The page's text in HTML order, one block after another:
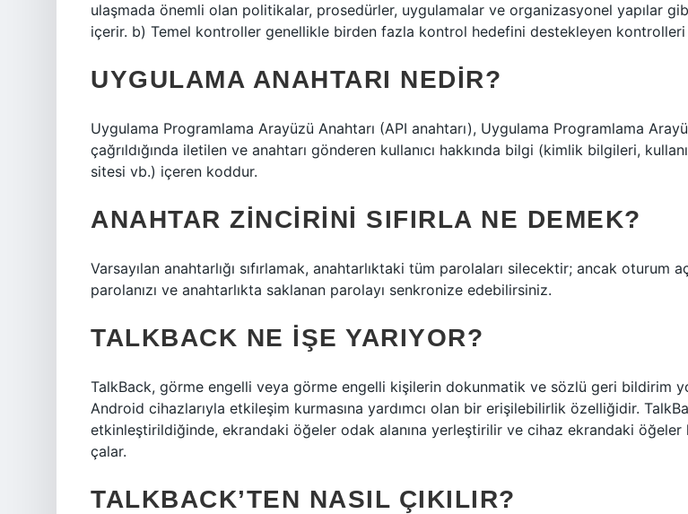
ulaşmada önemli olan politikalar, prosedürler, uygulamalar ve organizasyonel yapılar
içerir. b) Temel kontroller genellikle birden fazla kontrol hedefini destekleyen kontrolleri
UYGULAMA ANAHTARI NEDIR?
Uygulama Programlama Arayüzü Anahtarı (API anahtarı), Uygulama Programlama
çağrıldığında iletilen ve anahtarı gönderen kullanıcı hakkında bilgi (kimlik bilgileri,
sitesi vb.) içeren koddur.
ANAHTAR ZINCIRINI SIFIRLA NE DEMEK?
Varsayılan anahtarlığı sıfırlamak, anahtarlıktaki tüm parolaları silecektir; ancak oturum
parolanızı ve anahtarlıkta saklanan parolayı senkronize edebilirsiniz.
TALKBACK NE IŞE YARIYOR?
TalkBack, görme engelli veya görme engelli kişilerin dokunmatik ve sözlü geri bildirim
Android cihazlarıyla etkileşim kurmasına yardımcı olan bir erişilebilirlik özelliğidir.
etkinleştirildiğinde, ekrandaki öğeler odak alanına yerleştirilir ve cihaz ekrandaki öğeler
çalar.
TALKBACK’TEN NASIL ÇIKILIR?